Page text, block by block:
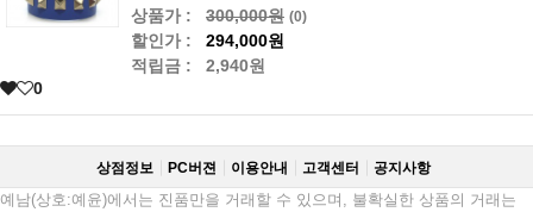
상품가 : 300,000원 (0)
할인가 :
294,000원
적립금 :
2,940원
0
상점정보 PC버젼 이용안내 고객센터 공지사항
예남(상호:예윤)에서는 진품만을 거래할 수 있으며, 불확실한 상품의 거래는